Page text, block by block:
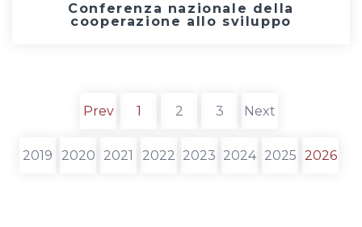
Conferenza nazionale della
cooperazione allo sviluppo
Prev(current)
1(current)
2 3 Next
2019 2020 2021 2022 2023 2024 2025 2026